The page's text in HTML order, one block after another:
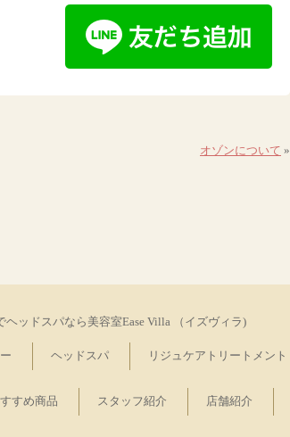
オゾンについて »
ヘッドスパなら美容室Ease Villa （イズヴィラ)
ヘッドスパ リジュケアトリートメント
すめ商品 スタッフ紹介 店舗紹介